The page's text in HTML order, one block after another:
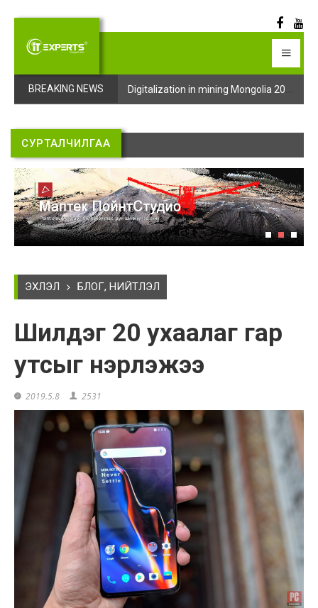
BREAKING NEWS
Digitalization in mining Mongolia 2025 арга хэмжээний бүртгэл эхэллээ Digitalization in mining Mongolia 2025 арга хэмжээний бүртгэл эхэллээ
СУРТАЛЧИЛГАА
ЭХЛЭЛ БЛОГ, НИЙТЛЭЛ
Шилдэг 20 ухаалаг гар
утсыг нэрлэжээ
2019.5.8 2531